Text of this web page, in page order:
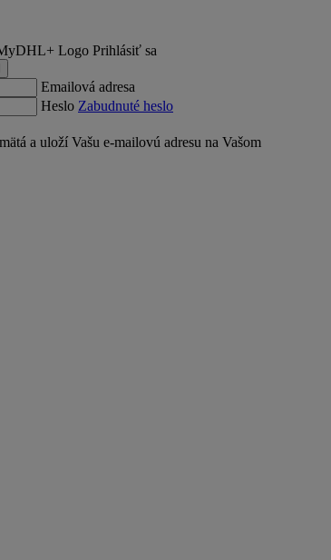
Prihlásiť sa
Emailová adresa
Heslo Zabudnuté heslo
a uloží Vašu e-mailovú adresu na Vašom